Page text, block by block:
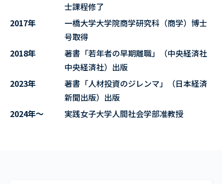
士課程修了
2017年
一橋大学大学院商学研究科（商学）博士
号取得
2018年
著書「若年者の早期離職」（中央経済社
中央経済社）出版
2023年
著書「人材投資のジレンマ」（日本経済
新聞出版）出版
2024年～
実践女子大学人間社会学部准教授